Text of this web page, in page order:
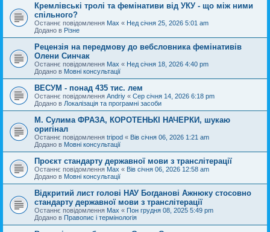
Кремлівські тролі та фемінативи від УКУ - що між ними
спільного?
Останнє повідомлення Max « Нед січня 25, 2026 5:01 am
Додано в Різне
Рецензія на передмову до вебсловника фемінативів
Олени Синчак
Останнє повідомлення Max « Нед січня 18, 2026 4:40 pm
Додано в Мовні консультації
ВЕСУМ - понад 435 тис. лем
Останнє повідомлення Andriy « Сер січня 14, 2026 6:18 pm
Додано в Локалізація та програмні засоби
М. Сулима ФРАЗА, КОРОТЕНЬКІ НАЧЕРКИ, шукаю
оригінал
Останнє повідомлення tripod « Вів січня 06, 2026 1:21 am
Додано в Мовні консультації
Проєкт стандарту державної мови з транслітерації
Останнє повідомлення Max « Вів січня 06, 2026 12:58 am
Додано в Мовні консультації
Відкритий лист голові НАУ Богданові Ажнюку стосовно
стандарту державної мови з транслітерації
Останнє повідомлення Max « Пон грудня 08, 2025 5:49 pm
Додано в Правопис і термінологія